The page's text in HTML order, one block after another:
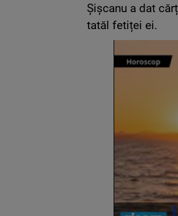
Șișcanu a dat
tatăl fetiței ei.